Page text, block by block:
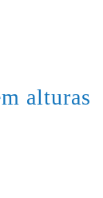
alturas